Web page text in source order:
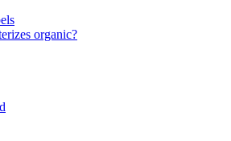
organic?